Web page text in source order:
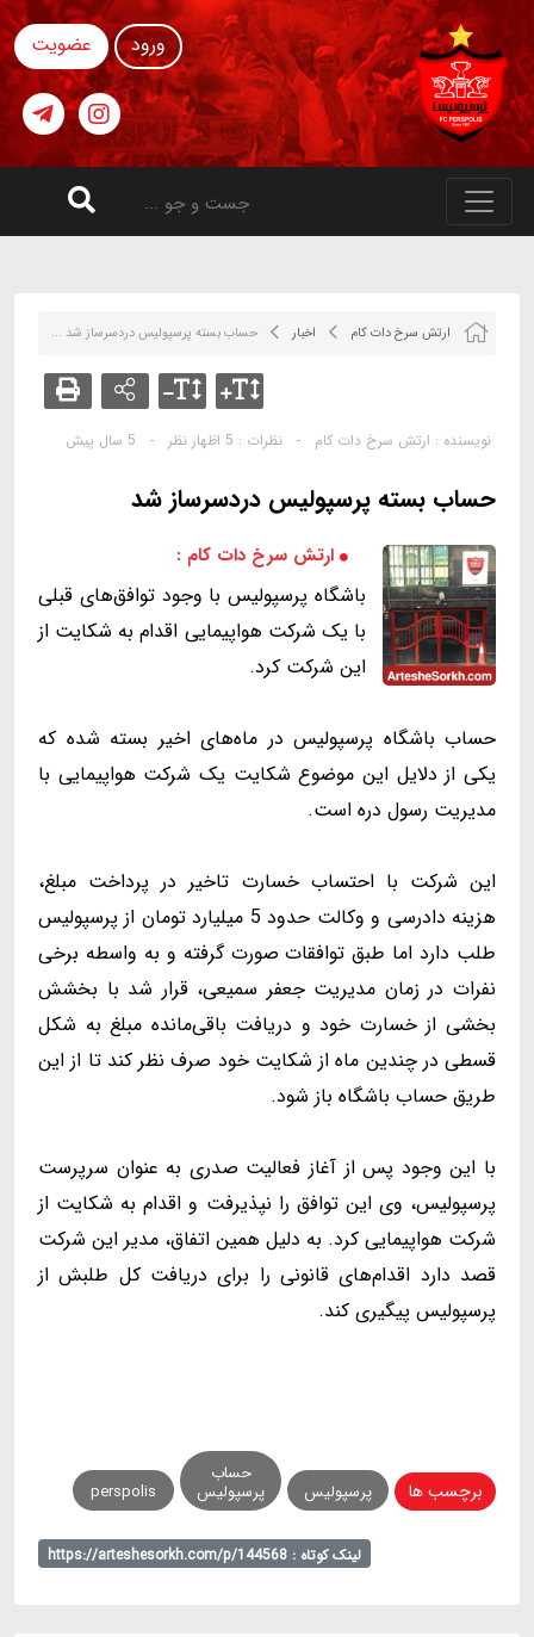
ورود عضویت
ارتش سرخ دات کام اخبار حساب بسته پرسپولیس دردسرساز شد ...
نویسنده : ارتش سرخ دات کام - نظرات : 5 اظهار نظر - 5 سال پیش
حساب بسته پرسپولیس دردسرساز شد
ارتش سرخ دات کام :
باشگاه پرسپولیس با وجود توافق‌های قبلی
با یک شرکت هواپیمایی اقدام به شکایت از
این شرکت کرد.
حساب باشگاه پرسپولیس در ماه‌های اخیر بسته شده که
یکی از دلایل این موضوع شکایت یک شرکت هواپیمایی با
مدیریت رسول دره است.
این شرکت با احتساب خسارت تاخیر در پرداخت مبلغ،
هزینه دادرسی و وکالت حدود 5 میلیارد تومان از پرسپولیس
طلب دارد اما طبق توافقات صورت گرفته و به واسطه‌ برخی
نفرات در زمان مدیریت جعفر سمیعی، قرار شد با بخشش
بخشی از خسارت خود و دریافت باقی‌مانده مبلغ به شکل
قسطی در چندین ماه از شکایت خود صرف نظر کند تا از این
طریق حساب باشگاه باز شود.
با این وجود پس از آغاز فعالیت صدری به عنوان سرپرست
پرسپولیس، وی این توافق را نپذیرفت و اقدام به شکایت از
شرکت هواپیمایی کرد. به دلیل همین اتفاق، مدیر این شرکت
قصد دارد اقدام‌های قانونی را برای دریافت کل طلبش از
پرسپولیس پیگیری کند.
برچسب ها پرسپولیس
حساب
پرسپولیس perspolis
لینک کوتاه : https://arteshesorkh.com/p/144568